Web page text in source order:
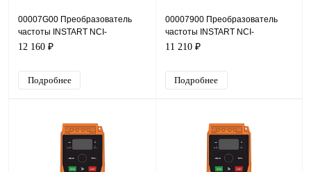
00007G00 Преобразователь
частоты INSTART NCI-
G2.2/P4.0-4B +NCI-SM, 380В,
12 160 ₽
Подробнее
00007900 Преобразователь
частоты INSTART NCI-
G1.5/P2.2-4B +NCI-SM, 380В,
11 210 ₽
Подробнее